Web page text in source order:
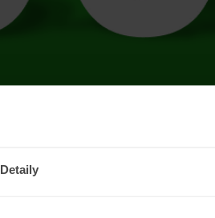
Detaily
vyskytla
stránku